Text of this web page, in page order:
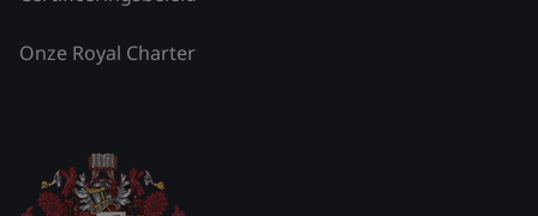
Onze Royal Charter